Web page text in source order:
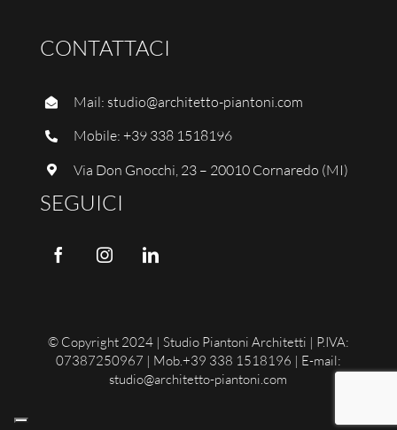
CONTATTACI
Mail: studio@architetto-piantoni.com
Mobile:+39 338 1518196
Via Don Gnocchi, 23 – 20010 Cornaredo (MI)
SEGUICI
© Copyright 2024 | Studio Piantoni Architetti | P.IVA:
07387250967 | Mob.+39 338 1518196 | E-mail:
studio@architetto-piantoni.com